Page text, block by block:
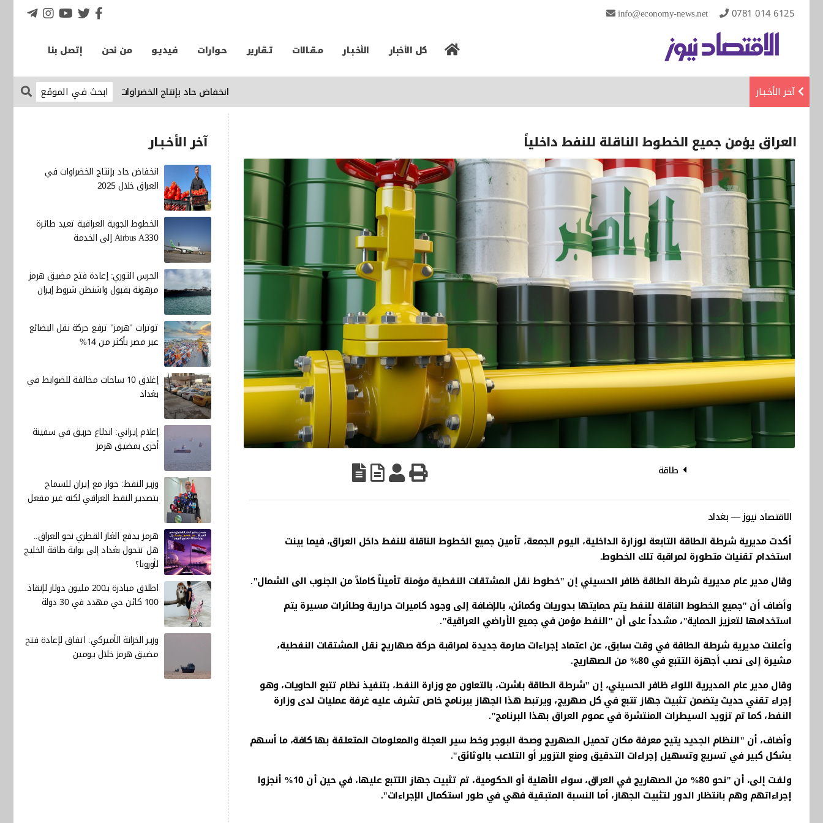
info@economy-news.net 0781 014 6125
كل الأخبار الأخـبـار مـقـالات تـقارير حـوارات فيديـو من نحن إتصل بنا
آخر الأخـبـار انخفاض حاد بإنتاج الخضراوات في العراق خلال 2025 الإقتصاد
العراق يؤمن جميع الخطوط الناقلة للنفط داخلياً
طاقة
الاقتصاد نيوز — بغداد
أكدت مديرية شرطة الطاقة التابعة لوزارة الداخلية، اليوم الجمعة، تأمين جميع الخطوط الناقلة للنفط داخل العراق، فيما بينت
استخدام تقنيات متطورة لمراقبة تلك الخطوط.
وقال مدير عام مديرية شرطة الطاقة ظافر الحسيني إن "خطوط نقل المشتقات النفطية مؤمنة تأميناً كاملاً من الجنوب الى الشمال".
وأضاف أن "جميع الخطوط الناقلة للنفط يتم حمايتها بدوريات وكمائن، بالإضافة إلى وجود كاميرات حرارية وطائرات مسيرة يتم
استخدامها لتعزيز الحماية"، مشدداً على أن "النفط مؤمن في جميع الأراضي العراقية".
وأعلنت مديرية شرطة الطاقة في وقت سابق، عن اعتماد إجراءات صارمة جديدة لمراقبة حركة صهاريج نقل المشتقات النفطية،
مشيرة إلى نصب أجهزة التتبع في 80% من الصهاريج.
وقال مدير عام المديرية اللواء ظافر الحسيني، إن "شرطة الطاقة باشرت، بالتعاون مع وزارة النفط، بتنفيذ نظام تتبع الحاويات، وهو
إجراء تقني حديث يتضمن تثبيت جهاز تتبع في كل صهريج، ويرتبط هذا الجهاز ببرنامج خاص تشرف عليه غرفة عمليات لدى وزارة
النفط، كما تم تزويد السيطرات المنتشرة في عموم العراق بهذا البرنامج".
وأضاف، أن "النظام الجديد يتيح معرفة مكان تحميل الصهريج وصحة البوجر وخط سير العجلة والمعلومات المتعلقة بها كافة، ما أسهم
بشكل كبير في تسريع وتسهيل إجراءات التدقيق ومنع التزوير أو التلاعب بالوثائق".
ولفت إلى، أن "نحو 80% من الصهاريج في العراق، سواء الأهلية أو الحكومية، تم تثبيت جهاز التتبع عليها، في حين أن 10% أنجزوا
إجراءاتهم وهم بانتظار الدور لتثبيت الجهاز، أما النسبة المتبقية فهي في طور استكمال الإجراءات".
آخر الأخـبـار
انخفاض حاد بإنتاج الخضراوات في
العراق خلال 2025
الخطوط الجوية العراقية تعيد طائرة
Airbus A330 إلى الخدمة
الحرس الثوري: إعادة فتح مضيق هرمز
مرهونة بقبول واشنطن شروط إيران
توترات "هرمز" ترفع حركة نقل البضائع
عبر مصر بأكثر من 14%
إغلاق 10 ساحات مخالفة للضوابط في
بغداد
إعلام إيراني: اندلاع حريق في سفينة
أخرى بمضيق هرمز
وزير النفط: حوار مع إيران للسماح
بتصدير النفط العراقي لكنه غير مفعل
هرمز يدفع الغاز القطري نحو العراق..
هل تتحول بغداد إلى بوابة طاقة الخليج
لأوروبا؟
اطلاق مبادرة بـ200 مليون دولار لإنقاذ
100 كائن حي مهدد في 30 دولة
وزير الخزانة الأميركي: اتفاق لإعادة فتح
مضيق هرمز خلال يومين